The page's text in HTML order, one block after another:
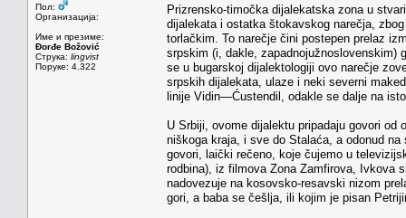
Пол:
Организација:
Име и презиме:
Đorđe Božović
Струка: lingvist
Поруке: 4.322
Prizrensko-timočka dijalekatska zona u
dijalekata i ostatka štokavskog narečja,
torlačkim. To narečje čini postepen prelaz
srpskim (i, dakle, zapadnojužnoslovenskim)
se u bugarskoj dijalektologiji ovo narečje
srpskih dijalekata, ulaze i neki severni
linije Vidin—Ćustendil, odakle se dalje na
U Srbiji, ovome dijalektu pripadaju govori
niškoga kraja, i sve do Stalaća, a odonud
govori, laički rečeno, koje čujemo u
rodbina), iz filmova Zona Zamfirova, Ivkova
nadovezuje na kosovsko-resavski nizom
gori, a baba se češlja, ili kojim je pisan